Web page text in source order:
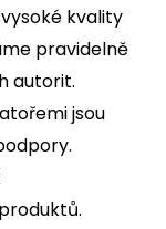
kvality
pravidelně
autorit.
jsou